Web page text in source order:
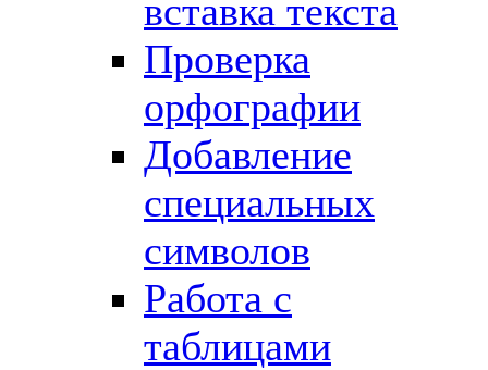
вставка текста
Проверка
орфографии
Добавление
специальных
символов
Работа с
таблицами